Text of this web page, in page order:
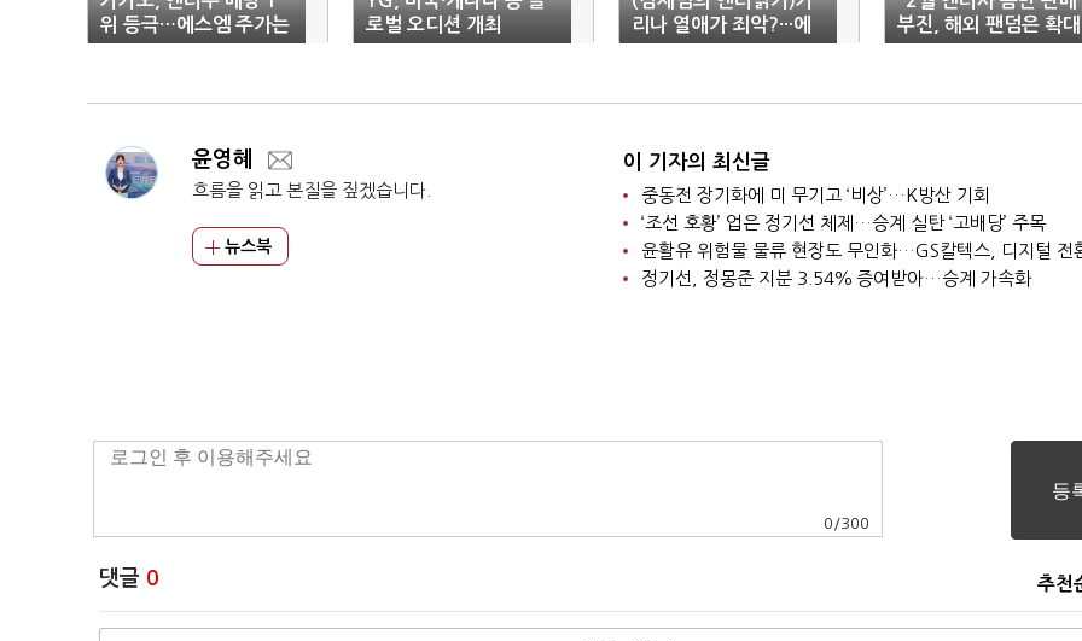
위 등극…에스엠 주가는
급락
로벌 오디션 개최
리나 열애가 죄악?···에
스엠 ‘언론대응’ 도마
부진, 해외 팬덤은 확대
중"-대신
윤영혜
흐름을 읽고 본질을 짚겠습니다.
뉴스북
이 기자의 최신글
중동전 장기화에 미 무기고 ‘비상’…K방산 기회
‘조선 호황’ 업은 정기선 체제…승계 실탄 ‘고배당’ 주목
윤활유 위험물 물류 현장도 무인화…GS칼텍스, 디지털 전
정기선, 정몽준 지분 3.54％ 증여받아…승계 가속화
0 /300
댓글 0 추천